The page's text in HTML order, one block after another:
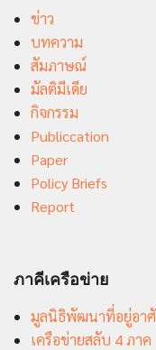
ข่าว
บทความ
สัมภาษณ์
มัลติมีเดีย
กิจกรรม
Publiccation
Paper
Policy Briefs
Report
ภาคีเครือข่าย
มูลนิธิพัฒนาที่อยู่อา
เครือข่ายสลับ 4 ภาค